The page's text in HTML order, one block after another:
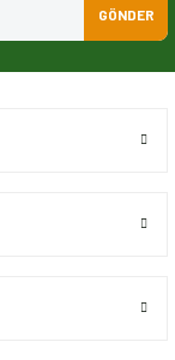
GÖNDER